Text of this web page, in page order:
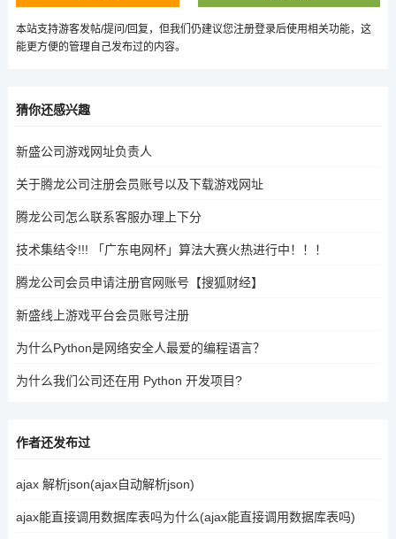
本站支持游客发帖/提问/回复，但我们仍建议您注册登录后使用相关功能，这
能更方便的管理自己发布过的内容。
猜你还感兴趣
新盛公司游戏网址负责人
关于腾龙公司注册会员账号以及下载游戏网址
腾龙公司怎么联系客服办理上下分
技术集结令!!! 「广东电网杯」算法大赛火热进行中！！！
腾龙公司会员申请注册官网账号【搜狐财经】
新盛线上游戏平台会员账号注册
为什么Python是网络安全人最爱的编程语言？
为什么我们公司还在用 Python 开发项目?
作者还发布过
ajax 解析json(ajax自动解析json)
ajax能直接调用数据库表吗为什么(ajax能直接调用数据库表吗)